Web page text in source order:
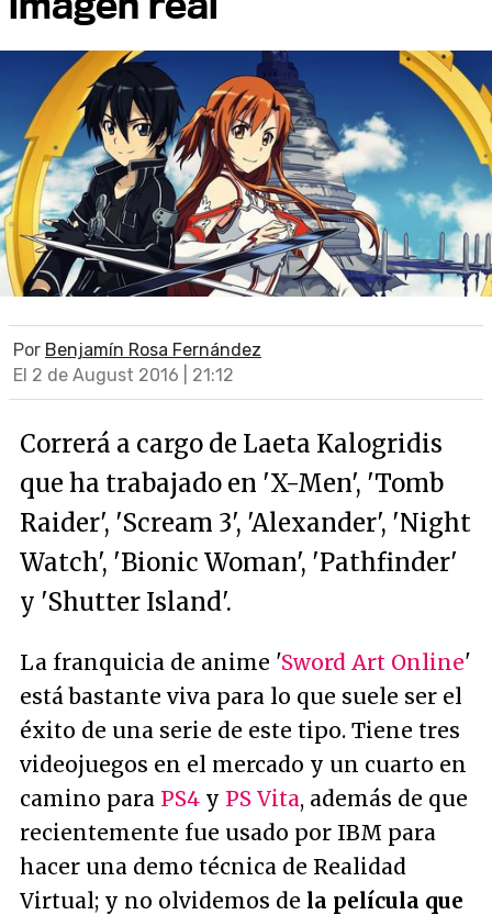
Por Benjamín Rosa Fernández
El 2 de August 2016 | 21:12
Correrá a cargo de Laeta Kalogridis
que ha trabajado en 'X-Men', 'Tomb
Raider', 'Scream 3', 'Alexander', 'Night
Watch', 'Bionic Woman', 'Pathfinder'
y 'Shutter Island'.
La franquicia de anime 'Sword Art Online'
está bastante viva para lo que suele ser el
éxito de una serie de este tipo. Tiene tres
videojuegos en el mercado y un cuarto en
camino para PS4 y PS Vita, además de que
recientemente fue usado por IBM para
hacer una demo técnica de Realidad
Virtual; y no olvidemos de la película que